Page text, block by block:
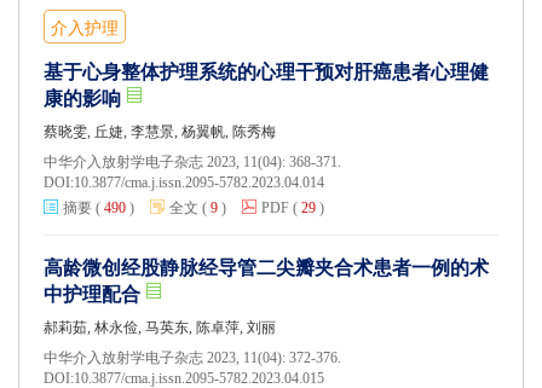
介入护理
基于心身整体护理系统的心理干预对肝癌患者心理健
康的影响
蔡晓雯, 丘婕, 李慧景, 杨翼帆, 陈秀梅
中华介入放射学电子杂志 2023, 11(04): 368-371.
DOI:10.3877/cma.j.issn.2095-5782.2023.04.014
摘要 ( 490 ) 全文 ( 9 ) PDF ( 29 )
高龄微创经股静脉经导管二尖瓣夹合术患者一例的术
中护理配合
郝莉茹, 林永俭, 马英东, 陈卓萍, 刘丽
中华介入放射学电子杂志 2023, 11(04): 372-376.
DOI:10.3877/cma.j.issn.2095-5782.2023.04.015